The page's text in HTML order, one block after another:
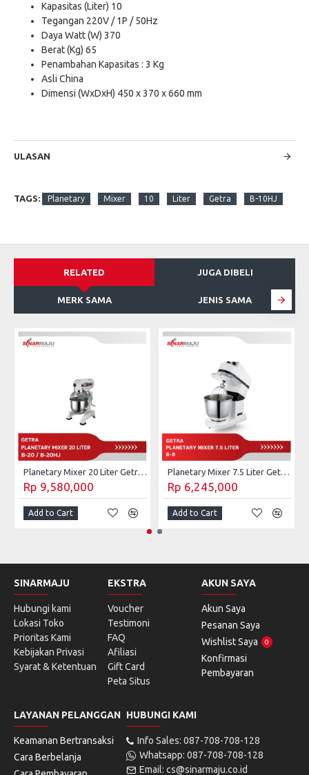
Kapasitas (Liter) 10
Tegangan 220V / 1P / 50Hz
Daya Watt (W) 370
Berat (Kg) 65
Penambahan Kapasitas : 3 Kg
Asli China
Dimensi (WxDxH) 450 x 370 x 660 mm
ULASAN
TAGS: Planetary Mixer 10 Liter Getra B-10HJ
RELATED JUGA DIBELI
MERK SAMA JENIS SAMA
Planetary Mixer 20 Liter Getra B-20 / B-20HJ
Rp 9,580,000
Add to Cart
Planetary Mixer 7.5 Liter Getra B-8
Rp 6,245,000
Add to Cart
SINARMAJU
Hubungi kami
Lokasi Toko
Prioritas Kami
Kebijakan Privasi
Syarat & Ketentuan
EKSTRA
Voucher
Testimoni
FAQ
Afiliasi
Gift Card
Peta Situs
AKUN SAYA
Akun Saya
Pesanan Saya
Wishlist Saya
0
Konfirmasi
Pembayaran
LAYANAN PELANGGAN
Keamanan Bertransaksi
Cara Berbelanja
HUBUNGI KAMI
Info Sales: 087-708-708-128
Whatsapp: 087-708-708-128
Email: cs@sinarmaju.co.id